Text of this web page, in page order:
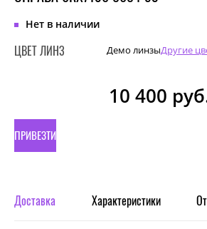
Нет в наличии
ЦВЕТ ЛИНЗ Демо линзыДругие
10 400
ПРИВЕЗТИ
ЗАКАЗ
Доставка Характеристики